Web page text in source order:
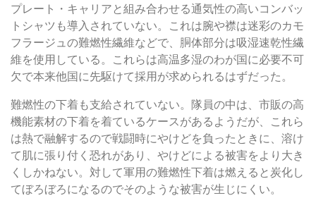
プレート・キャリアと組み合わせる通気性の高いコンバッ
トシャツも導入されていない。これは腕や襟は迷彩のカモ
フラージュの難燃性繊維などで、胴体部分は吸湿速乾性繊
維を使用している。これらは高温多湿のわが国に必要不可
欠で本来他国に先駆けて採用が求められるはずだった。
難燃性の下着も支給されていない。隊員の中は、市販の高
機能素材の下着を着ているケースがあるようだが、これら
は熱で融解するので戦闘時にやけどを負ったときに、溶け
て肌に張り付く恐れがあり、やけどによる被害をより大き
くしかねない。対して軍用の難燃性下着は燃えると炭化し
てぼろぼろになるのでそのような被害が生じにくい。